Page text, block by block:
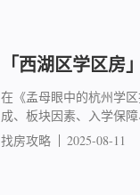
「西湖区学区房
在《孟母眼中的杭州学
成、板块因素、入学保
找房攻略
2025-08-11